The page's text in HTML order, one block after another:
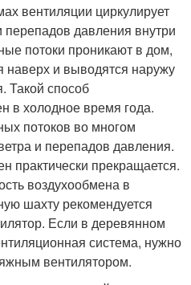
вентиляции циркулирует
перепадов давления внутри
потоки проникают в дом,
наверх и выводятся наружу
Такой способ
в холодное время года.
потоков во многом
и перепадов давления.
практически прекращается.
воздухообмена в
шахту рекомендуется
Если в деревянном
система, нужно
вентилятором.